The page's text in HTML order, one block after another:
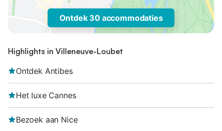
Ontdek 30 accommodaties
Highlights in Villeneuve-Loubet
Ontdek Antibes
Het luxe Cannes
Bezoek aan Nice